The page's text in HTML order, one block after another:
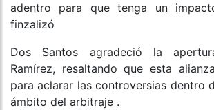
adentro para que tenga un
finzalizó
Dos Santos agradeció la
Ramírez, resaltando que esta
para aclarar las controversias dentro
ámbito del arbitraje .